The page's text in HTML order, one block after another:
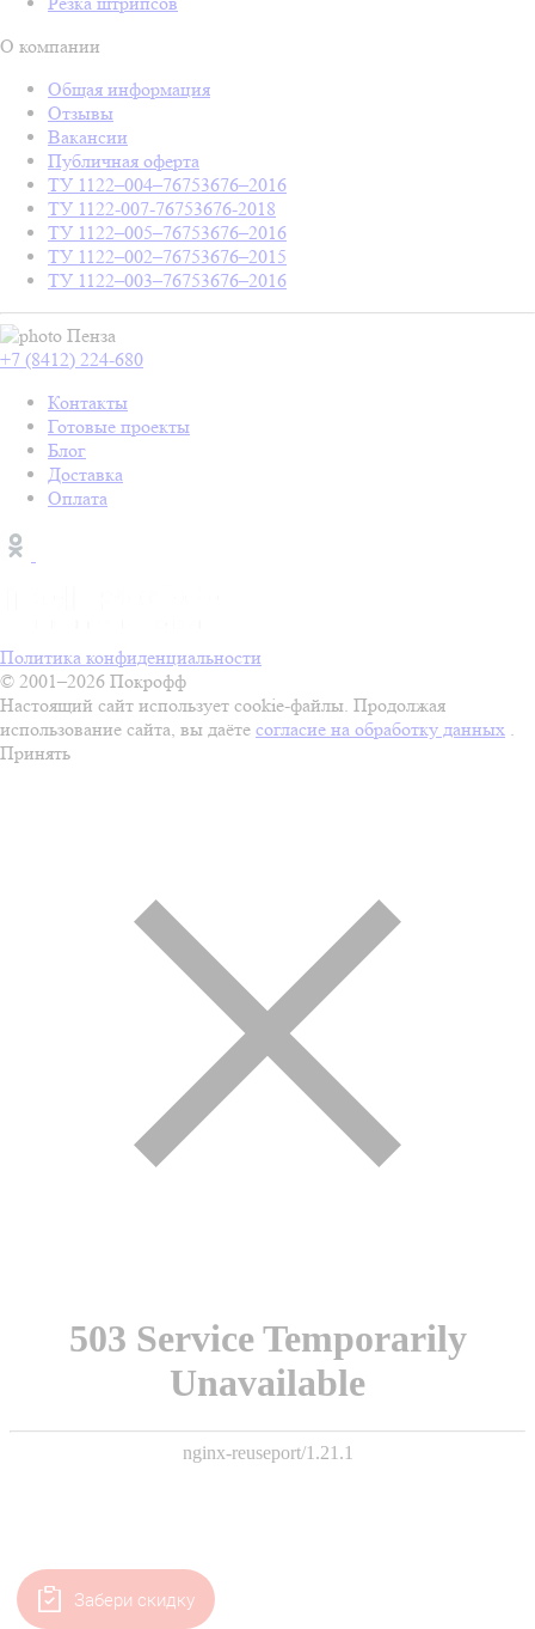
О компании
Общая информация
Отзывы
Вакансии
Публичная оферта
ТУ 1122–004–76753676–2016
ТУ 1122-007-76753676-2018
ТУ 1122–005–76753676–2016
ТУ 1122–002–76753676–2015
ТУ 1122–003–76753676–2016
Пенза
+7 (8412) 224-680
Контакты
Готовые проекты
Блог
Доставка
Оплата
Политика конфиденциальности
© 2001–2026 Покрофф
Настоящий сайт использует cookie-файлы. Продолжая
использование сайта, вы даёте согласие на обработку данных .
Принять
Забери скидку